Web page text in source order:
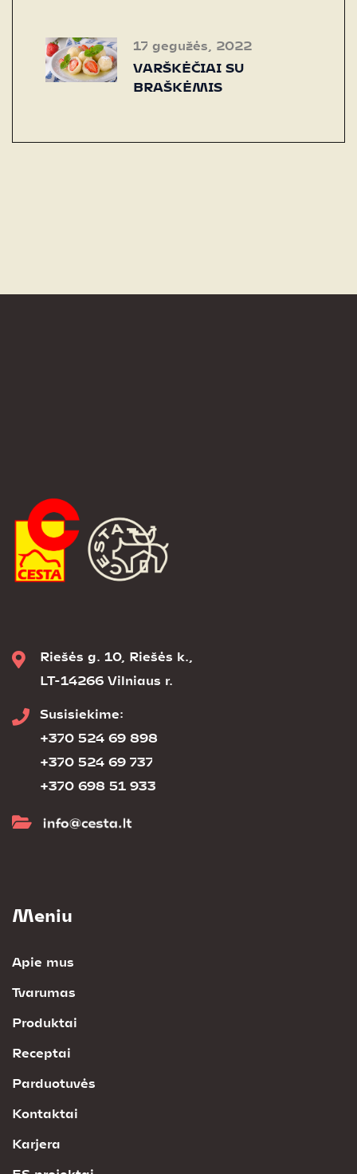
17 gegužės, 2022
VARŠKĖČIAI SU
BRAŠKĖMIS
Riešės g. 10, Riešės k.,
LT-14266 Vilniaus r.
Susisiekime:
+370 524 69 898
+370 524 69 737
+370 698 51 933
Meniu
Apie mus
Tvarumas
Produktai
Receptai
Parduotuvės
Kontaktai
Karjera